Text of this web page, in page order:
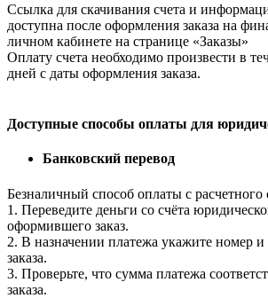
Ссылка для скачивания счета и
доступна после оформления заказа на
личном кабинете на странице «Заказы»
Оплату счета необходимо произвести в
дней с даты оформления заказа.
Доступные способы оплаты для
Банковский перевод
Безналичный способ оплаты с расчетного
1. Переведите деньги со счёта
оформившего заказ.
2. В назначении платежа укажите номер и
заказа.
3. Проверьте, что сумма платежа
заказа.